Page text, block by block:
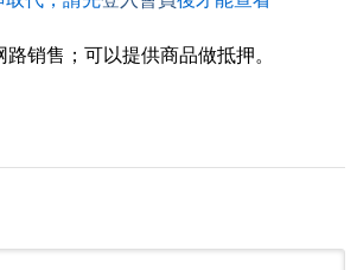
销售；可以提供商品做抵押。